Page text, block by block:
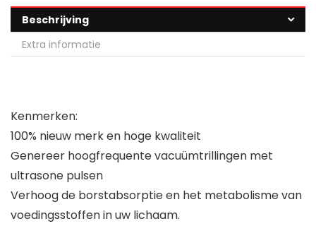
Beschrijving
Extra informatie
Kenmerken:
100% nieuw merk en hoge kwaliteit
Genereer hoogfrequente vacuümtrillingen met
ultrasone pulsen
Verhoog de borstabsorptie en het metabolisme van
voedingsstoffen in uw lichaam.